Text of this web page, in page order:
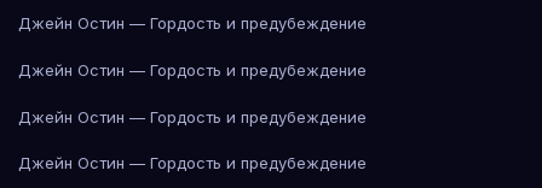
Джейн Остин — Гордость и предубеждение
Джейн Остин — Гордость и предубеждение
Джейн Остин — Гордость и предубеждение
Джейн Остин — Гордость и предубеждение